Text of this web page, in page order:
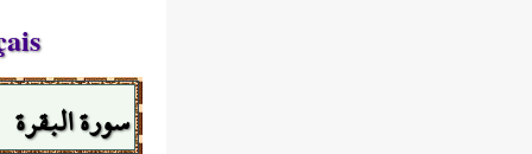
سورة البقرة